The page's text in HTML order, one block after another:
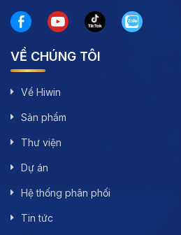
VỀ CHÚNG TÔI
Về Hiwin
Sản phẩm
Thư viện
Dự án
Hệ thống phân phối
Tin tức